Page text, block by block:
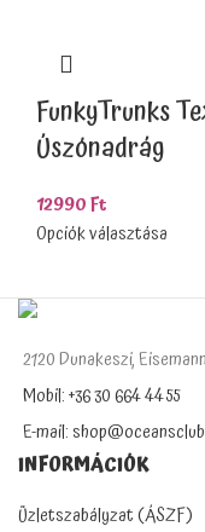
FunkyTrunks
Úszónadrág
12990Ft
Opciók választása
2120 Dunakeszi,
Mobil: +36 30 664 4455
E-mail:
INFORMÁCIÓK
Üzletszabályzat (ÁSZF)